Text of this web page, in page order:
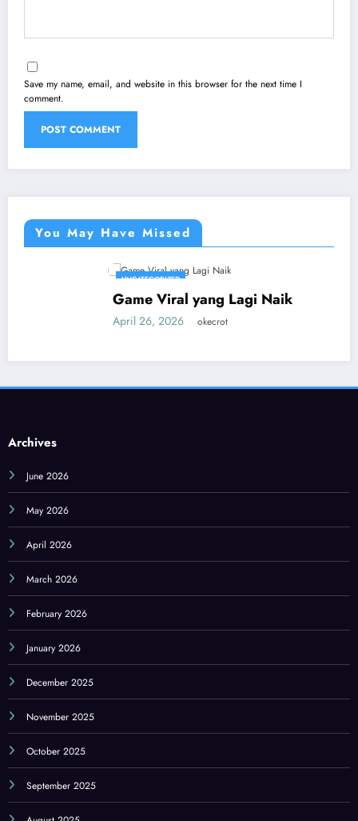
Save my name, email, and website in this browser for the next time I
comment.
You May Have Missed
Game Viral yang Lagi Naik
okecrot
Archives
June 2026
May 2026
April 2026
March 2026
February 2026
January 2026
December 2025
November 2025
October 2025
September 2025